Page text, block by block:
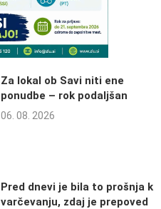
Za lokal ob Savi niti ene
ponudbe – rok podaljšan
06. 08. 2026
Pred dnevi je bila to prošnja k
varčevanju, zdaj je prepoved